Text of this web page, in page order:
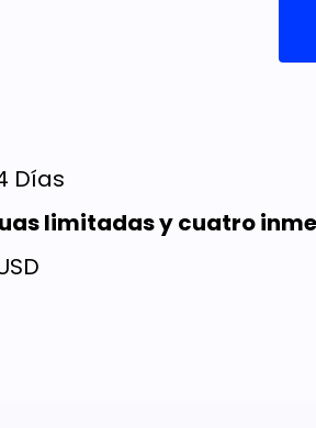
Días
limitadas y cuatro